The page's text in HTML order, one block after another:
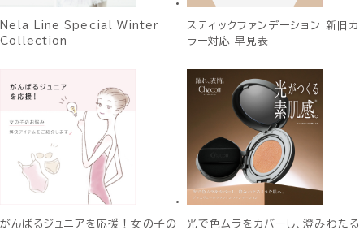
Nela Line Special Winter
Collection
スティックファンデーション 新旧カ
ラー対応 早見表
がんばるジュニアを応援！女の子の
光で色ムラをカバーし、澄みわたる